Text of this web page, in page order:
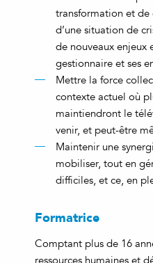
transformation et de
d’une situation de
de nouveaux enjeux
gestionnaire et ses
Mettre la force
contexte actuel où
maintiendront le
venir, et peut-être
Maintenir une
mobiliser, tout en
difficiles, et ce, en
Formatrice
Comptant plus de 16
ressources humaines et